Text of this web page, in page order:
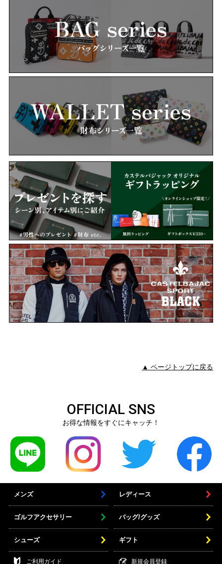
▲ ページトップに戻る
OFFICIAL SNS
お得な情報をすぐにキャッチ！
メンズ レディース
ゴルフアクセサリー バッグ/グッズ
シューズ ギフト
ご利用ガイド 新規会員登録